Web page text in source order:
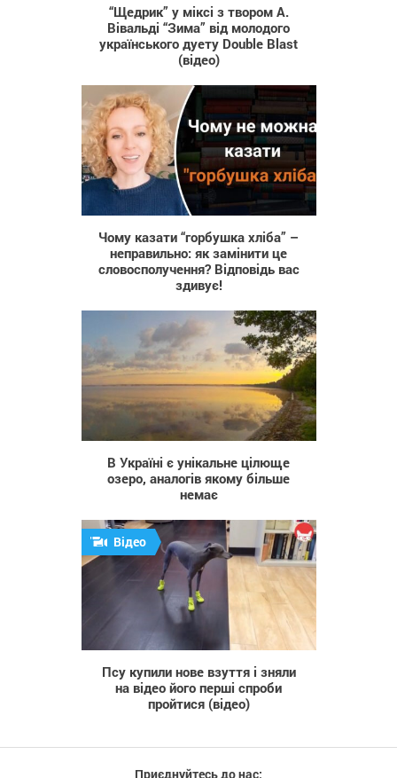
“Щедрик” у міксі з твором А.
Вівальді “Зима” від молодого
українського дуету Double Blast
(відео)
Чому казати “горбушка хліба” –
неправильно: як замінити це
словосполучення? Відповідь вас
здивує!
72 525
В Україні є унікальне цілюще
озеро, аналогів якому більше
немає
925
Відео
Псу купили нове взуття і зняли
на відео його перші спроби
пройтися (відео)
Приєднуйтесь до нас: